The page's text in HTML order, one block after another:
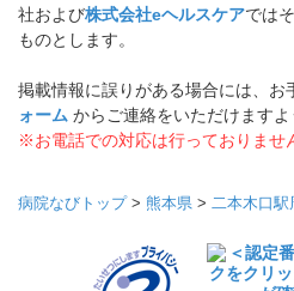
社および株式会社eヘルスケアでは
ものとします。
掲載情報に誤りがある場合には、お
ォーム からご連絡をいただけますよ
※お電話での対応は行っておりませ
病院なびトップ> 熊本県 > 二本木口駅